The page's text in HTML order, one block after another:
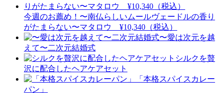
今週のお薦め！〜南仏らしいムールヴェードルの香り
がたまらない〜マタロウ ¥10,340（税込）
〜愛は次元を越
えて〜二次元結婚式
シルクを贅
沢に配合したヘアケアセット
「本格スパイスカレー
パン」